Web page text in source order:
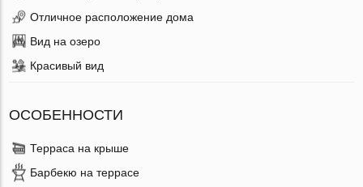
Отличное расположение дома
Вид на озеро
Красивый вид
ОСОБЕННОСТИ
Терраса на крыше
Барбекю на террасе